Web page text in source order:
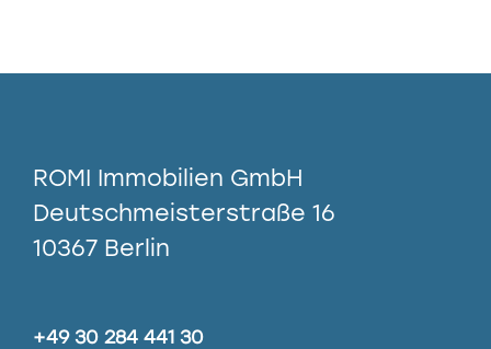
ROMI Immobilien GmbH
Deutschmeisterstraße 16
10367 Berlin
+49 30 284 441 30